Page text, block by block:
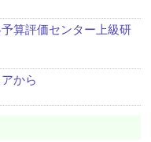
算評価センター上級研
から